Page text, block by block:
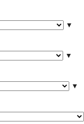
▼
▼
▼